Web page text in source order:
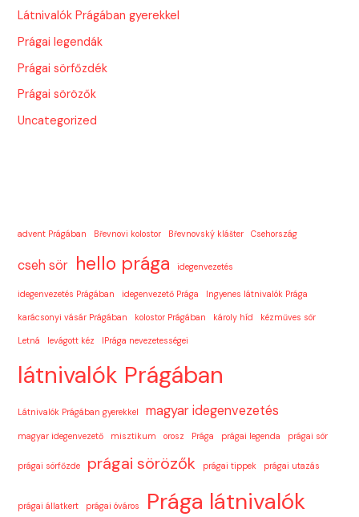
Látnivalók Prágában gyerekkel
Prágai legendák
Prágai sörfőzdék
Prágai sörözők
Uncategorized
advent Prágában Břevnovi kolostor Břevnovský klášter Csehország
cseh sör hello prága idegenvezetés
idegenvezetés Prágában idegenvezető Prága Ingyenes látnivalók Prága
karácsonyi vásár Prágában kolostor Prágában károly híd kézműves sör
Letná levágott kéz lPrága nevezetességei
látnivalók Prágában
Látnivalók Prágában gyerekkel magyar idegenvezetés
magyar idegenvezető misztikum orosz Prága prágai legenda prágai sör
prágai sörfőzde prágai sörözők prágai tippek prágai utazás
prágai állatkert prágai óváros Prága látnivalók